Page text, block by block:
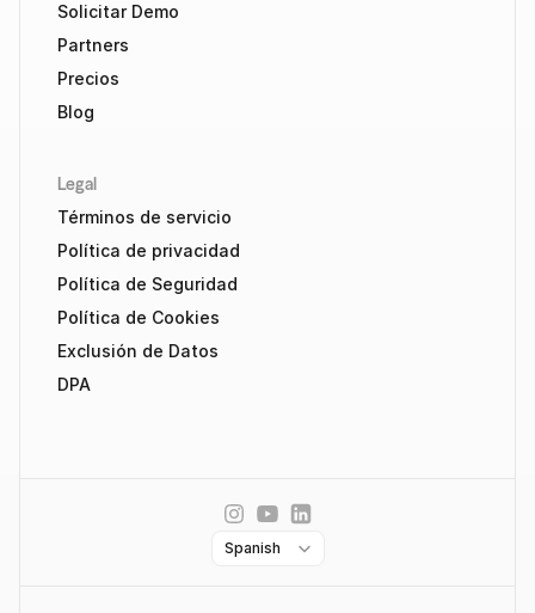
Solicitar Demo
Partners
Precios
Blog
Legal
Términos de servicio
Política de privacidad
Política de Seguridad
Política de Cookies
Exclusión de Datos
DPA
Spanish